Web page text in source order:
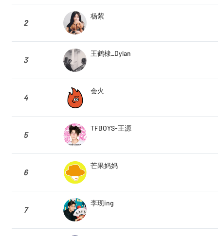
2
杨紫
3
王鹤棣_Dylan
4
会火
5
TFBOYS-王源
6
芒果妈妈
7
李现ing